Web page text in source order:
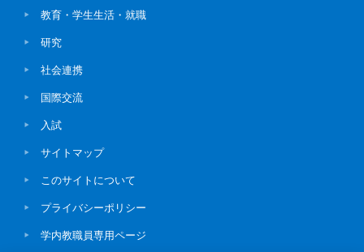
教育・学生生活・就職
研究
社会連携
国際交流
入試
サイトマップ
このサイトについて
プライバシーポリシー
学内教職員専用ページ